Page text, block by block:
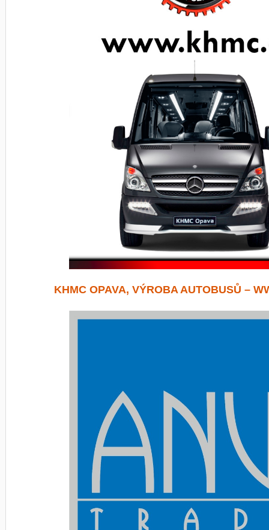
KHMC OPAVA, VÝROBA AUTOBUSŮ –